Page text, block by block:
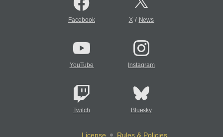
Facebook X/ News
YouTube Instagram
Twitch Bluesky
License
Rules & Policies